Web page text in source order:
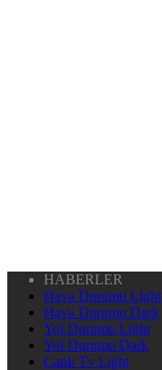
HABERLER
Hava Durumu Light
Hava Durumu Dark
Yol Durumu Light
Yol Durumu Dark
Canlı Tv Light